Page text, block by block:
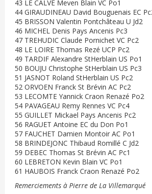
43 LE CALVE Meven Blain VC Po1
44 GIRAUDINEAU David Bouguenais EC
45 BRISSON Valentin Pontchâteau U Jd2
46 MICHEL Denis Pays Ancenis Pc3
47 TREHUDIC Claude Pornichet VC Pc2
48 LE LOIRE Thomas Rezé UCP Pc2
49 TARDIF Alexandre StHerblain US Po1
50 BOUJU Christophe StHerblain US Pc3
51 JASNOT Roland StHerblain US Pc2
52 ORVOEN Franck St Brévin AC Pc2
53 LECOMTE Yannick Craon Renazé Po2
54 PAVAGEAU Remy Rennes VC Pc4
55 GUILLET Mickael Pays Ancenis Pc2
56 RAGUET Antoine EC du Don Po1
57 FAUCHET Damien Montoir AC Po1
58 BRINDEJONC Thibaud Romillé C Jd2
59 DEBEC Thomas St Brévin AC Pc1
60 LEBRETON Kevin Blain VC Po1
61 HAUBOIS Franck Craon Renazé Po2
Remerciements à Pierre de La Villemarqué